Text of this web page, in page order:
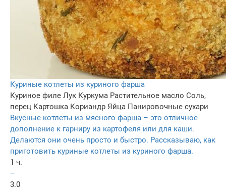
Куриные котлеты из куриного фарша
Куриное филе Лук Куркума Растительное масло Соль,
перец Картошка Кориандр Яйца Панировочные сухари
Вкусные котлеты из мясного фарша – это отличное
дополнение к гарниру из картофеля или для каши.
Делаются они очень просто и быстро. Рассказываю, как
приготовить куриные котлеты из куриного фарша.
1 ч.
–
3.0